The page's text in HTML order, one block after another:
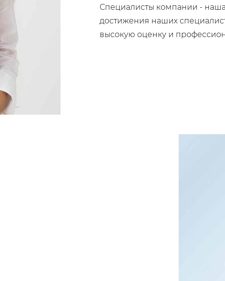
Специалисты компании -
достижения наших
высокую оценку и